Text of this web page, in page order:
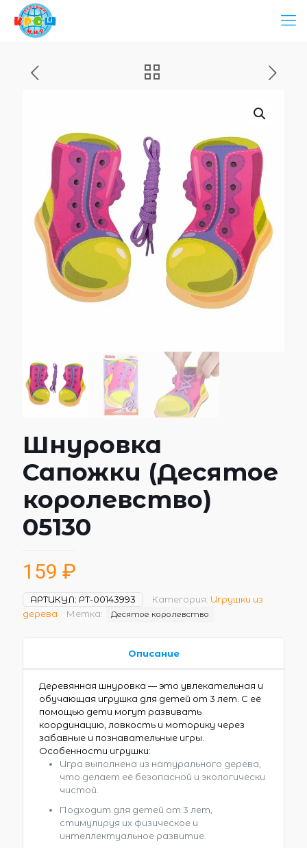
Шнуровка
Сапожки (Десятое
королевство)
05130
159 ₽
АРТИКУЛ: РТ-00143993 Категория: Игрушки из
дерева
Метка: Десятое королевство
Описание
Деревянная шнуровка — это увлекательная и
обучающая игрушка для детей от 3 лет. С её
помощью дети могут развивать
координацию, ловкость и моторику через
забавные и познавательные игры.
Особенности игрушки:
Игра выполнена из натурального дерева,
что делает её безопасной и экологически
чистой.
Подходит для детей от 3 лет,
стимулируя их физическое и
интеллектуальное развитие.